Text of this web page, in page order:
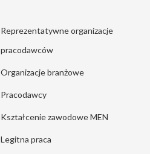
Reprezentatywne organizacje
pracodawców
Organizacje branżowe
Pracodawcy
Kształcenie zawodowe MEN
Legitna praca